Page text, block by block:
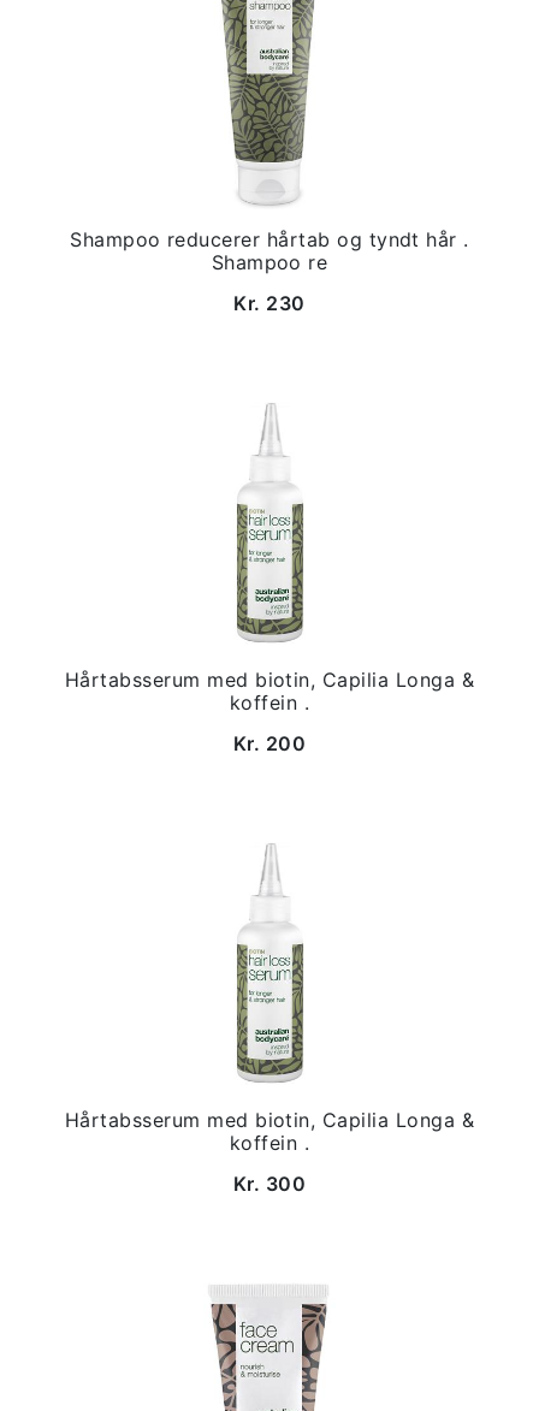
Shampoo reducerer hårtab og tyndt hår .
Shampoo re
Kr. 230
Hårtabsserum med biotin, Capilia Longa &
koffein .
Kr. 200
Hårtabsserum med biotin, Capilia Longa &
koffein .
Kr. 300